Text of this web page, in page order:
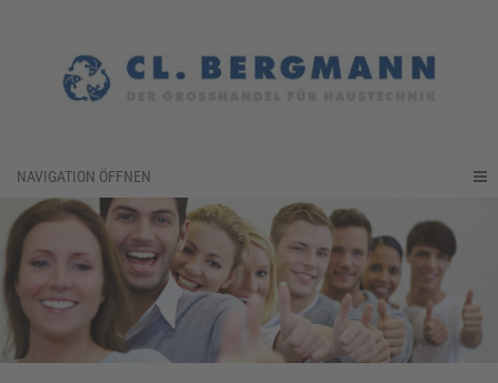
NAVIGATION ÖFFNEN